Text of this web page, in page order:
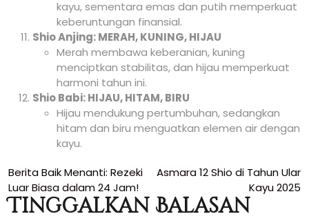
kayu, sementara emas dan putih memperkuat
keberuntungan finansial.
Shio Anjing: MERAH, KUNING, HIJAU
Merah membawa keberanian, kuning
menciptkan stabilitas, dan hijau memperkuat
harmoni tahun ini.
Shio Babi: HIJAU, HITAM, BIRU
Hijau mendukung pertumbuhan, sedangkan
hitam dan biru menguatkan elemen air dengan
kayu.
Navigasi
pos
Berita Baik Menanti: Rezeki
Luar Biasa dalam 24 Jam!
Asmara 12 Shio di Tahun Ular
Kayu 2025
Tinggalkan Balasan